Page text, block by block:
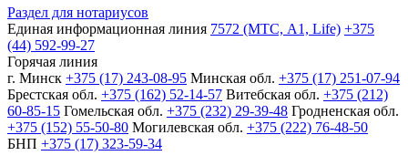
Раздел для нотариусов
Единая информационная линия 7572 (МТС, A1, Life) +375
(44) 592-99-27
Горячая линия
г. Минск +375 (17) 243-08-95 Минская обл. +375 (17) 251-07-94
Брестская обл. +375 (162) 52-14-57 Витебская обл. +375 (212)
60-85-15 Гомельская обл. +375 (232) 29-39-48 Гродненская обл.
+375 (152) 55-50-80 Могилевская обл. +375 (222) 76-48-50
БНП +375 (17) 323-59-34